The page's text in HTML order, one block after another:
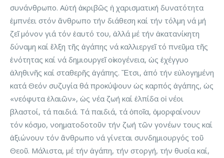
συνάνθρωπο. Αὐτή ἀκριβῶς ἡ χαρισματική δυνατότητα
ἐμπνέει στόν ἄνθρωπο τήν διάθεση καί τήν τόλμη νά μή
ζεῖ μόνον γιά τόν ἑαυτό του, ἀλλά μέ τήν ἀκατανίκητη
δύναμη καί ἕλξη τῆς ἀγάπης νά καλλιεργεῖ τό πνεῦμα τῆς
ἑνότητας καί νά δημιουργεῖ οἰκογένεια, ὡς ἐχέγγυο
ἀληθινῆς καί σταθερῆς ἀγάπης. Ἔτσι, ἀπό τήν εὐλογημένη
κατά Θεόν συζυγία θά προκύψουν ὡς καρπός ἀγάπης, ὡς
«νεόφυτα ἐλαιῶν», ὡς νέα ζωή καί ἐλπίδα οἱ νέοι
βλαστοί, τά παιδιά. Τά παιδιά, τά ὁποῖα, ὀμορφαίνουν
τόν κόσμο, νοηματοδοτοῦν τήν ζωή τῶν γονέων τους καί
ἀξιώνουν τόν ἄνθρωπο νά γίνεται συνδημιουργός τοῦ
Θεοῦ. Μάλιστα, μέ τήν ἀγάπη, τήν στοργή, τήν θυσία καί,